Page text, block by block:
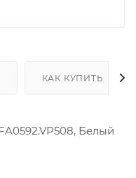
КАК КУПИТЬ
Белый